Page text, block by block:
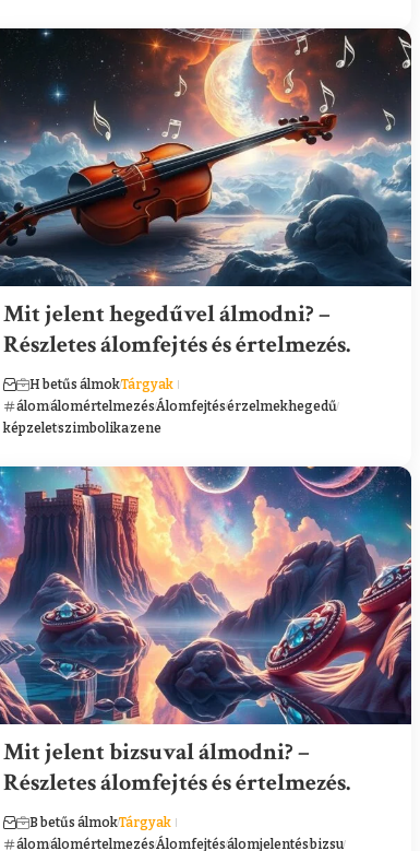
Mit jelent hegedűvel álmodni? –
Részletes álomfejtés és értelmezés.
H betűs álmokTárgyak
álomálomértelmezésÁlomfejtésérzelmekhegedű
képzeletszimbolikazene
Mit jelent bizsuval álmodni? –
Részletes álomfejtés és értelmezés.
B betűs álmokTárgyak
álomálomértelmezésÁlomfejtésálomjelentésbizsu